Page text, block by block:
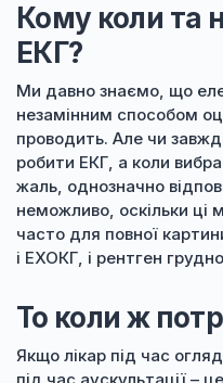
Кому коли та
ЕКГ?
Ми давно знаємо, що
незамінним способом
проводить. Але чи
робити ЕКГ, а коли
жаль, однозначно
неможливо, оскільки ці
часто для повної
і ЕХОКГ, і рентген
То коли ж
Якщо лікар під час